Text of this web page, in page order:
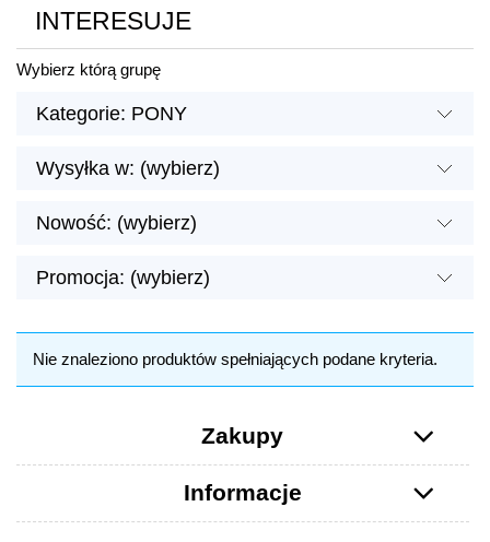
INTERESUJE
Wybierz którą grupę
Kategorie: PONY
Wysyłka w: (wybierz)
Nowość: (wybierz)
Promocja: (wybierz)
Nie znaleziono produktów spełniających podane kryteria.
Zakupy
Informacje